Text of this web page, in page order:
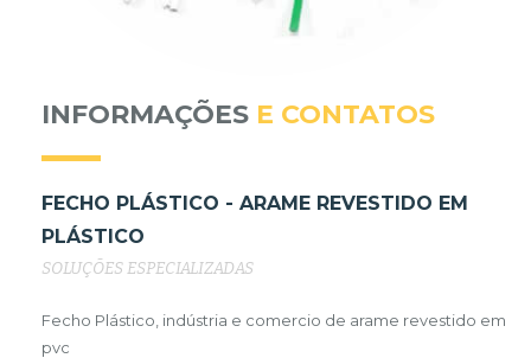
INFORMAÇÕES E CONTATOS
FECHO PLÁSTICO - ARAME REVESTIDO EM
PLÁSTICO
SOLUÇÕES ESPECIALIZADAS
Fecho Plástico, indústria e comercio de arame revestido em
pvc